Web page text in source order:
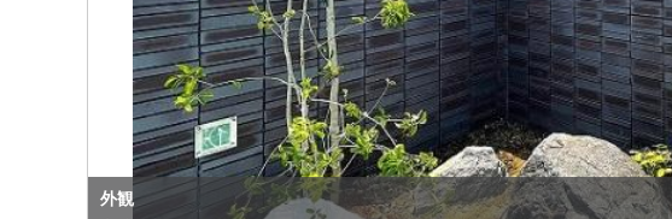
外観